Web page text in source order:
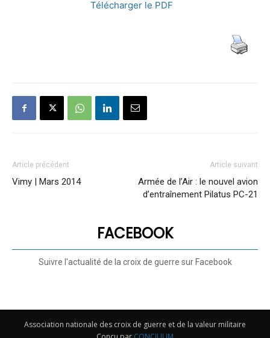
Télécharger le PDF
Article précédent
Vimy | Mars 2014
Article suivant
Armée de l’Air : le nouvel avion
d’entraînement Pilatus PC-21
FACEBOOK
Suivre l'actualité de la croix de guerre sur Facebook
Association nationale des croix de guerre et de la valeur militaire